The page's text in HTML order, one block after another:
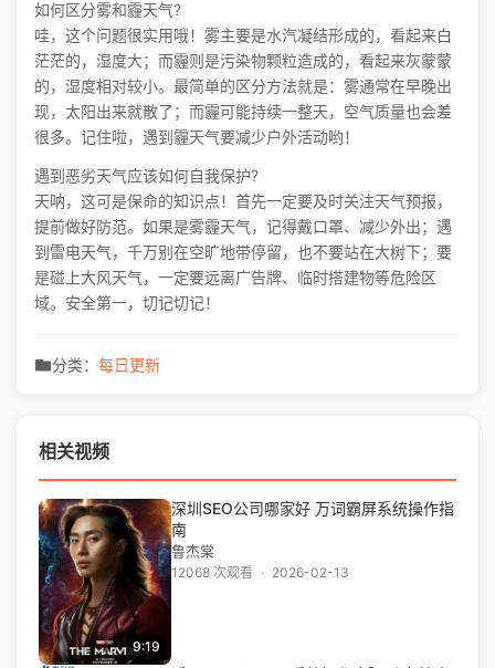
如何区分雾和霾天气?
哇，这个问题很实用哦！雾主要是水汽凝结形成的，看起来白
茫茫的，湿度大；而霾则是污染物颗粒造成的，看起来灰蒙蒙
的，湿度相对较小。最简单的区分方法就是：雾通常在早晚出
现，太阳出来就散了；而霾可能持续一整天，空气质量也会差
很多。记住啦，遇到霾天气要减少户外活动哟！
遇到恶劣天气应该如何自我保护?
天呐，这可是保命的知识点！首先一定要及时关注天气预报，
提前做好防范。如果是雾霾天气，记得戴口罩、减少外出；遇
到雷电天气，千万别在空旷地带停留，也不要站在大树下；要
是碰上大风天气，一定要远离广告牌、临时搭建物等危险区
域。安全第一，切记切记！
分类： 每日更新
相关视频
9:19
深圳SEO公司哪家好 万词霸屏系统操作指
南
鲁杰棠
12068 次观看 · 2026-02-13